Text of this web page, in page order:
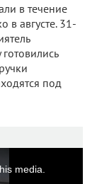
в течение
в августе. 31-
под
media.